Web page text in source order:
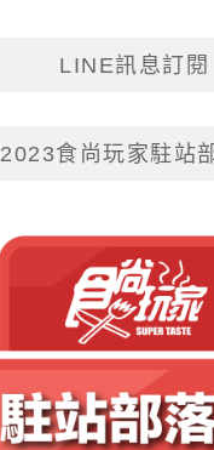
LINE訊息訂閱
2023食尚玩家駐站